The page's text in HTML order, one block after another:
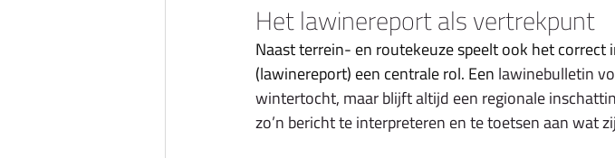
Het lawinereport als vertrekpunt
Naast terrein- en routekeuze speelt ook het
(lawinereport) een centrale rol. Een lawinebulletin
wintertocht, maar blijft altijd een regionale
zo’n bericht te interpreteren en te toetsen aan wat